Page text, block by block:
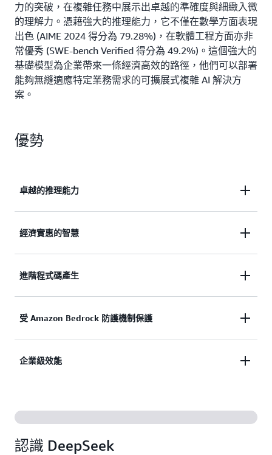
力的突破，在複雜任務中展示出卓越的準確度與細緻入微
的理解力。憑藉強大的推理能力，它不僅在數學方面表現
出色 (AIME 2024 得分為 79.28%)，在軟體工程方面亦非
常優秀 (SWE-bench Verified 得分為 49.2%)。這個強大的
基礎模型為企業帶來一條經濟高效的路徑，他們可以部署
能夠無縫適應特定業務需求的可擴展式複雜 AI 解決方
案。
優勢
卓越的推理能力
雜的推理任務，在應對數學、科學和邏輯問題解決挑
戰時取得卓越的成果。
經濟實惠的智慧
的技術投資。
進階程式碼產生
援複雜的開發。
受 Amazon Bedrock 防護機制保護
透過 Amazon Bedrock 的企業級安全架構，在生產環
企業級效能
的整個過程中，於組織的 AI 應用程式中維持一致的
品質與回應能力。
認識 DeepSeek